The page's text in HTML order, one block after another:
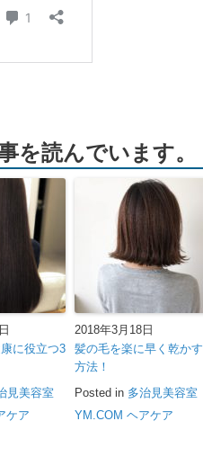
を読んでいます。
に役立つ3
見美容室
ケア
2018年3月18日
髪の毛を楽に早く乾かす
方法！
Posted in 多治見美容室
YM.COM ヘアケア